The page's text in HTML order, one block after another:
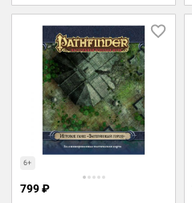
6+
799 ₽